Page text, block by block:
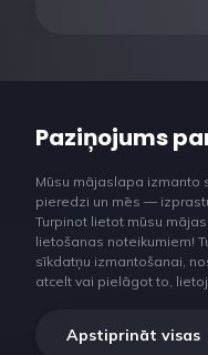
Paziņojums
Mūsu mājaslapa izmanto
pieredzi un mēs —
Turpinot lietot mūsu
lietošanas noteikumiem!
sīkdatņu izmantošanai,
atcelt vai pielāgot to,
Apstiprināt visas